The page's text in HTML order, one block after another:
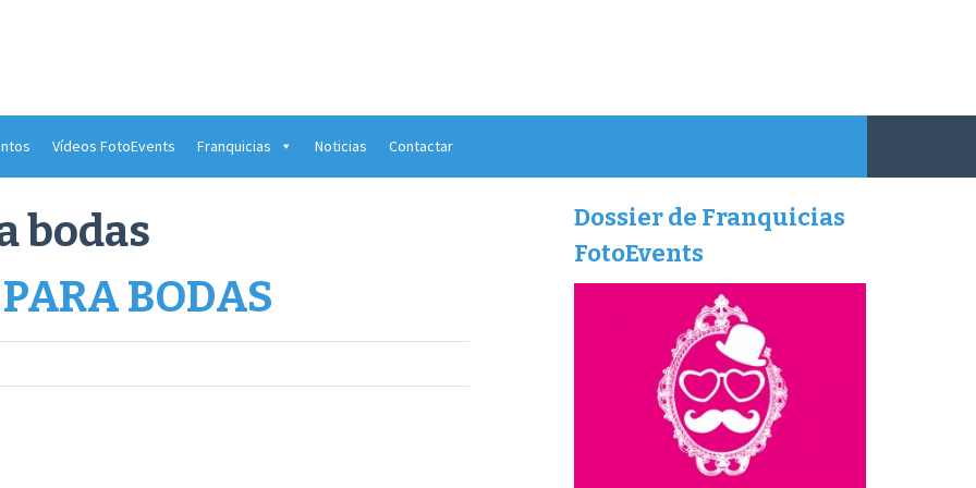
Vídeos FotoEvents Franquicias Noticias Contactar
bodas
BODAS
Dossier de Franquicias
FotoEvents